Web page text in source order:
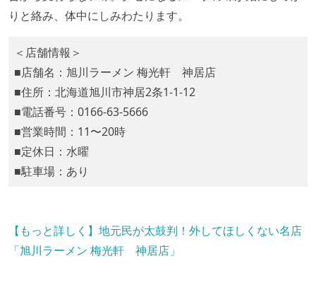
りと絡み、体中にしみわたります。
＜店舗情報＞
■店舗名：旭川ラーメン 梅光軒 神居店
■住所：北海道旭川市神居2条1-1-12
■電話番号：0166-63-5666
■営業時間：11〜20時
■定休日：水曜
■駐車場：あり
【もっと詳しく】地元民が太鼓判！外してほしくない名店
「旭川ラーメン 梅光軒 神居店」